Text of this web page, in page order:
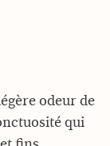
odeur de
qui